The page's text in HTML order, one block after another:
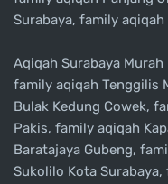
Surabaya, family
Aqiqah Surabaya
family aqiqah Tenggilis
Bulak Kedung Cowek,
Pakis, family aqiqah
Baratajaya Gubeng,
Sukolilo Kota